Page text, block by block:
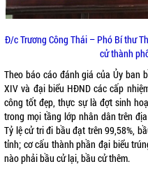
Đ/c Trương Công Thái – Phó Bí thư
cử thành
Theo báo cáo đánh giá của Ủy ban
XIV và đại biểu HĐND các cấp
công tốt đẹp, thực sự là đợt sinh
trong mọi tầng lớp nhân dân trên
Tỷ lệ cử tri đi bầu đạt trên 99,58%,
tỉnh; cơ cấu thành phần đại biểu
nào phải bầu cử lại, bầu cử thêm.